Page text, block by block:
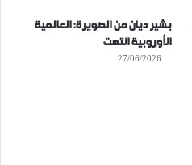
بشير ديان من الصويرة: العالمية
الأوروبية انتهت
27/06/2026